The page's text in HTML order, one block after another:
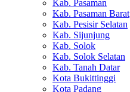
Kab. Pasaman
Kab. Pasaman Barat
Kab. Pesisir Selatan
Kab. Sijunjung
Kab. Solok
Kab. Solok Selatan
Kab. Tanah Datar
Kota Bukittinggi
Kota Padang